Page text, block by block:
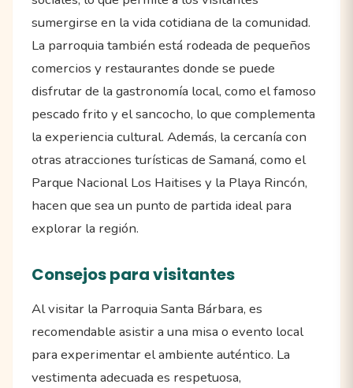
sumergirse en la vida cotidiana de la comunidad.
La parroquia también está rodeada de pequeños
comercios y restaurantes donde se puede
disfrutar de la gastronomía local, como el famoso
pescado frito y el sancocho, lo que complementa
la experiencia cultural. Además, la cercanía con
otras atracciones turísticas de Samaná, como el
Parque Nacional Los Haitises y la Playa Rincón,
hacen que sea un punto de partida ideal para
explorar la región.
Consejos para visitantes
Al visitar la Parroquia Santa Bárbara, es
recomendable asistir a una misa o evento local
para experimentar el ambiente auténtico. La
vestimenta adecuada es respetuosa,